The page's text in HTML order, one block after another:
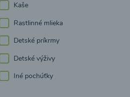
Kaše
Rastlinné mlieka
Detské príkrmy
Detské výživy
Iné pochúťky